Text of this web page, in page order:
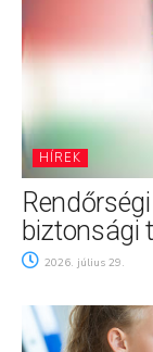
HÍREK
biztonsági
2026. július 29.